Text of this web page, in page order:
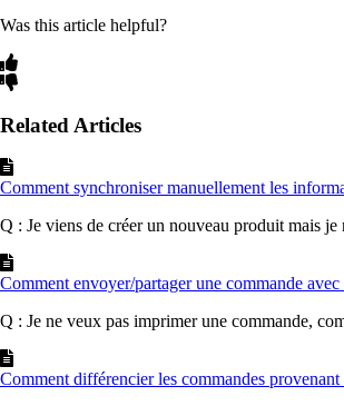
Was this article helpful?
Related Articles
Comment synchroniser manuellement les
Q : Je viens de créer un nouveau produit mais
Comment envoyer/partager une commande
Q : Je ne veux pas imprimer une commande,
Comment différencier les commandes